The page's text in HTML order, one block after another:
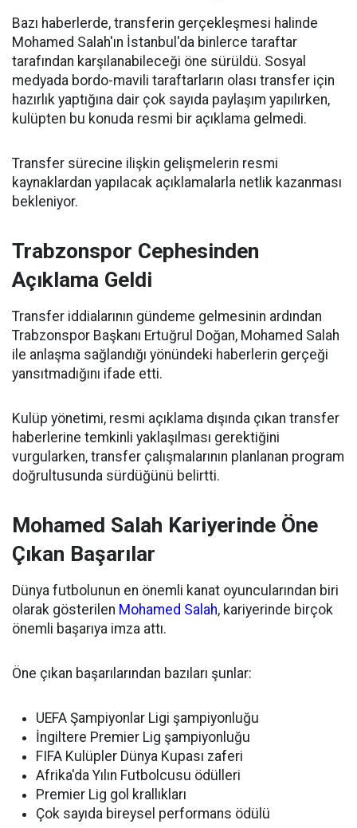
Bazı haberlerde, transferin gerçekleşmesi halinde
Mohamed Salah'ın İstanbul'da binlerce taraftar
tarafından karşılanabileceği öne sürüldü. Sosyal
medyada bordo-mavili taraftarların olası transfer için
hazırlık yaptığına dair çok sayıda paylaşım yapılırken,
kulüpten bu konuda resmi bir açıklama gelmedi.
Transfer sürecine ilişkin gelişmelerin resmi
kaynaklardan yapılacak açıklamalarla netlik kazanması
bekleniyor.
Trabzonspor Cephesinden
Açıklama Geldi
Transfer iddialarının gündeme gelmesinin ardından
Trabzonspor Başkanı Ertuğrul Doğan, Mohamed Salah
ile anlaşma sağlandığı yönündeki haberlerin gerçeği
yansıtmadığını ifade etti.
Kulüp yönetimi, resmi açıklama dışında çıkan transfer
haberlerine temkinli yaklaşılması gerektiğini
vurgularken, transfer çalışmalarının planlanan program
doğrultusunda sürdüğünü belirtti.
Mohamed Salah Kariyerinde Öne
Çıkan Başarılar
Dünya futbolunun en önemli kanat oyuncularından biri
olarak gösterilen Mohamed Salah, kariyerinde birçok
önemli başarıya imza attı.
Öne çıkan başarılarından bazıları şunlar:
UEFA Şampiyonlar Ligi şampiyonluğu
İngiltere Premier Lig şampiyonluğu
FIFA Kulüpler Dünya Kupası zaferi
Afrika'da Yılın Futbolcusu ödülleri
Premier Lig gol krallıkları
Çok sayıda bireysel performans ödülü